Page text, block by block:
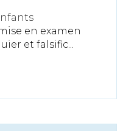
en examen
et falsific...